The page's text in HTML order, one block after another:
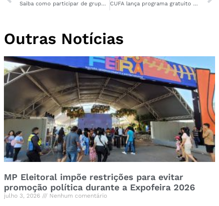
Saiba como participar de grupo gratuito contra vício em jogos em Macapá CUFA lança programa gratuito de cuidado emocional com atendimento psicológico online
Outras Notícias
MP Eleitoral impõe restrições para evitar
promoção política durante a Expofeira 2026
julho 3, 2026 Nenhum comentário